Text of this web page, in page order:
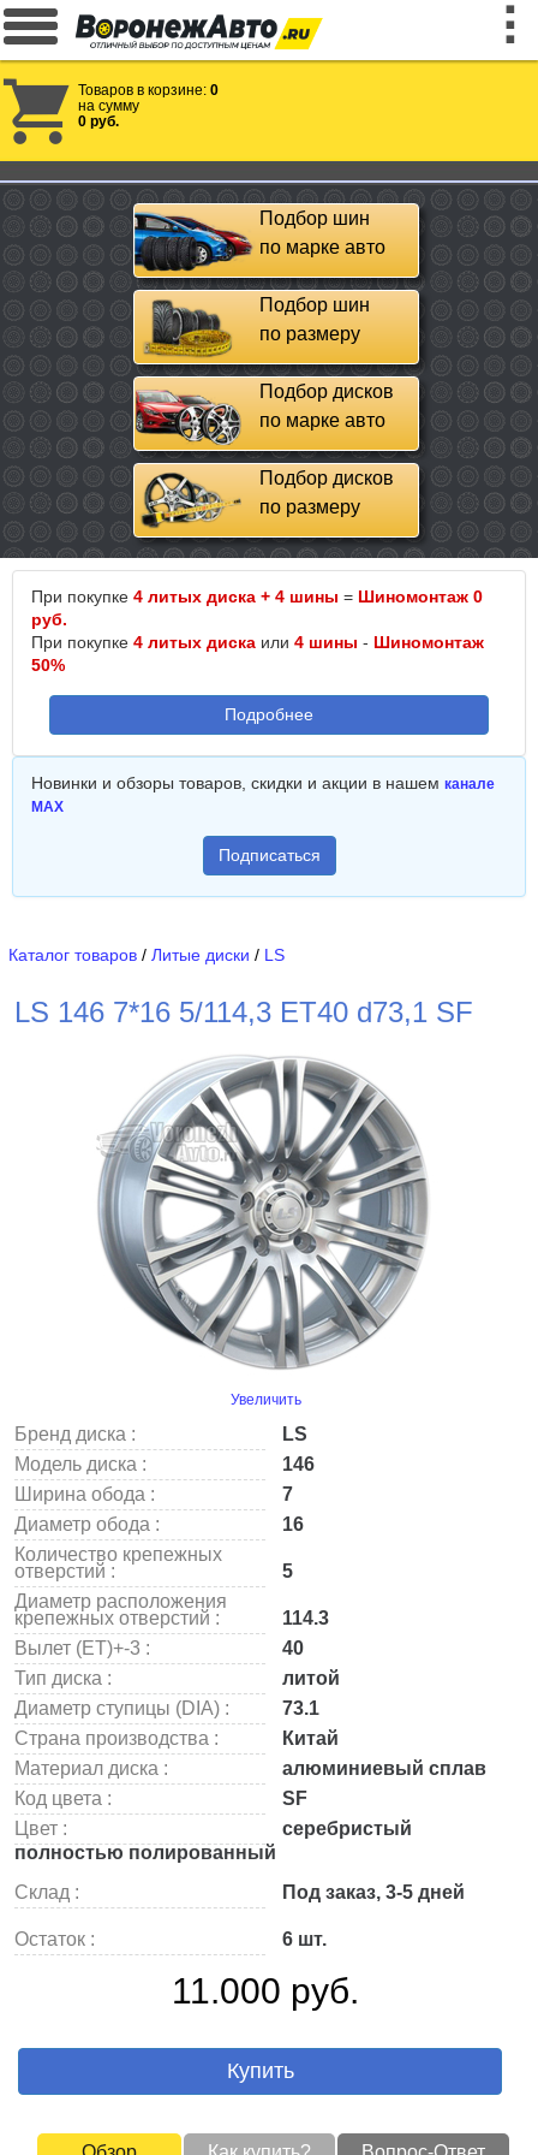
Товаров в корзине: 0
на сумму
0 руб.
Подбор шин
по марке авто
Подбор шин
по размеру
Подбор дисков
по марке авто
Подбор дисков
по размеру
При покупке 4 литых диска + 4 шины = Шиномонтаж 0
руб.
При покупке 4 литых диска или 4 шины - Шиномонтаж
50%
Подробнее
Новинки и обзоры товаров, скидки и акции в нашем канале
MAX
Подписаться
Каталог товаров / Литые диски / LS
LS 146 7*16 5/114,3 ET40 d73,1 SF
Увеличить
Бренд диска :
LS
Модель диска :
146
Ширина обода :
7
Диаметр обода :
16
Количество крепежных
отверстий :
5
Диаметр расположения
крепежных отверстий :
114.3
Вылет (ET)+-3 :
40
Тип диска :
литой
Диаметр ступицы (DIA) :
73.1
Страна производства :
Китай
Материал диска :
алюминиевый сплав
Код цвета :
SF
Цвет :
серебристый
полностью полированный
Склад :
Под заказ, 3-5 дней
Остаток : 6 шт.
11.000 руб.
Купить